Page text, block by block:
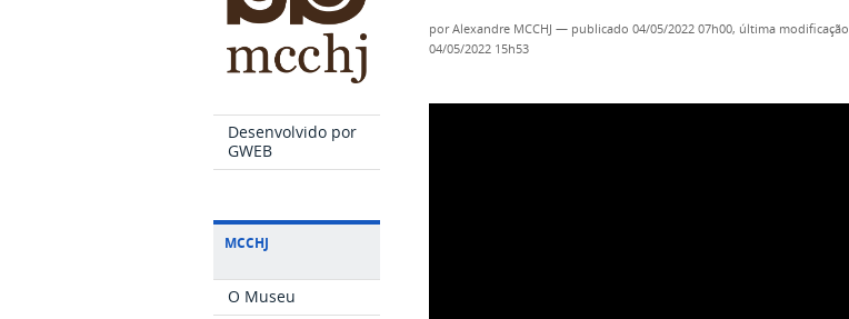
Desenvolvido por
GWEB
MCCHJ
O Museu
porAlexandre MCCHJ — publicado 04/05/2022 07h00, última modificação
04/05/2022 15h53